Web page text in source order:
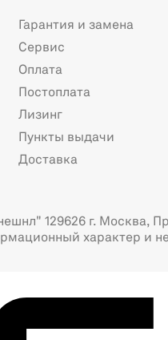
Гарантия и замена
Сервис
Оплата
Постоплата
Лизинг
Пункты выдачи
Доставка
129626 г. Москва,
характер и